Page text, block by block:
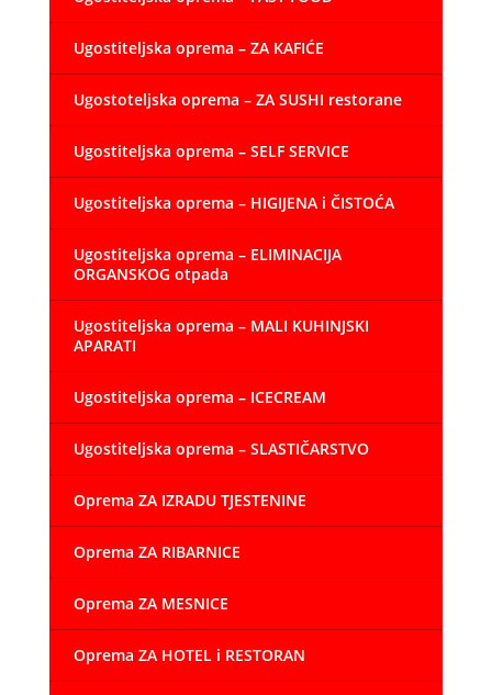
Ugostiteljska oprema – ZA KAFIĆE
Ugostoteljska oprema – ZA SUSHI restorane
Ugostiteljska oprema – SELF SERVICE
Ugostiteljska oprema – HIGIJENA i ČISTOĆA
Ugostiteljska oprema – ELIMINACIJA
ORGANSKOG otpada
Ugostiteljska oprema – MALI KUHINJSKI
APARATI
Ugostiteljska oprema – ICECREAM
Ugostiteljska oprema – SLASTIČARSTVO
Oprema ZA IZRADU TJESTENINE
Oprema ZA RIBARNICE
Oprema ZA MESNICE
Oprema ZA HOTEL i RESTORAN